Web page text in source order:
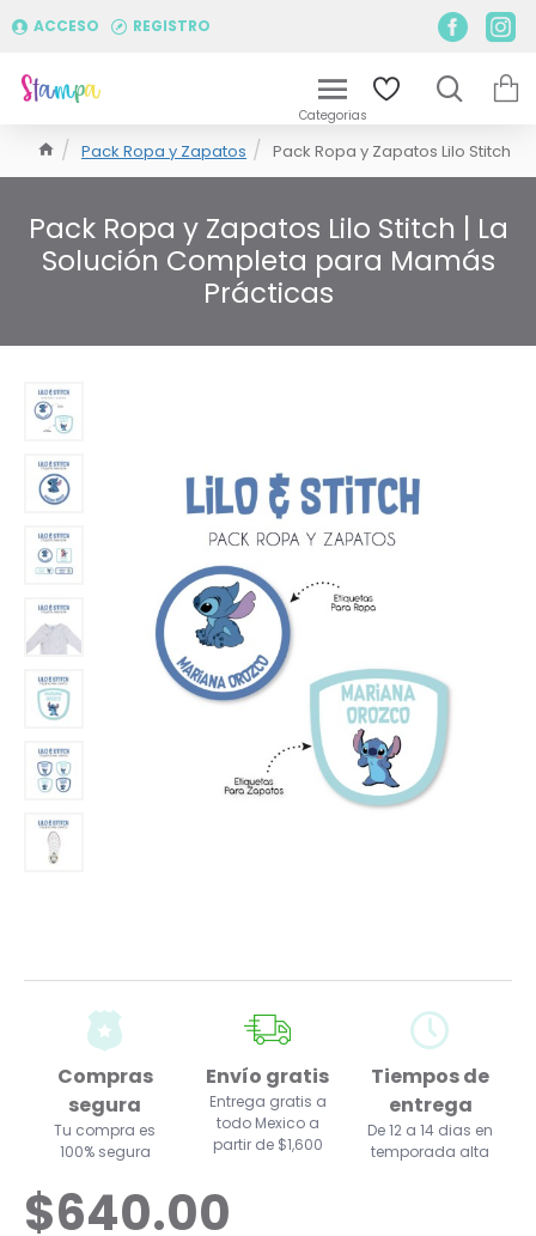
ACCESO REGISTRO
Pack Ropa y Zapatos Pack Ropa y Zapatos Lilo Stitch
Pack Ropa y Zapatos Lilo Stitch | La
Solución Completa para Mamás
Prácticas
Compras
segura
Tu compra es
100% segura
Envío gratis
Entrega gratis a
todo Mexico a
partir de $1,600
Tiempos de
entrega
De 12 a 14 dias en
temporada alta
$640.00